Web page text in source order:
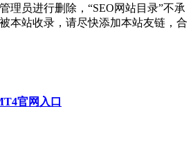
理员进行删除，“SEO网站目录”不承
本站收录，请尽快添加本站友链，合
官网入口